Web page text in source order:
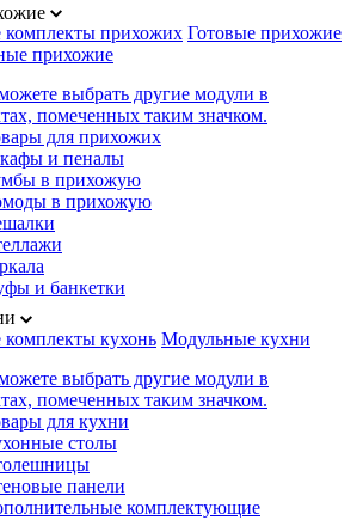
комплекты прихожих Готовые прихожие
прихожие
выбрать другие модули в
помеченных таким значком.
для прихожих
и пеналы
в прихожую
в прихожую
и банкетки
комплекты кухонь Модульные кухни
выбрать другие модули в
помеченных таким значком.
для кухни
столы
панели
комплектующие